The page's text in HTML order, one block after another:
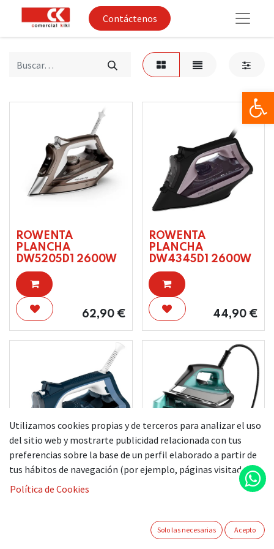
Contáctenos
ROWENTA
PLANCHA
DW5205D1 2600W
62,90€
ROWENTA
PLANCHA
DW4345D1 2600W
44,90 €
ROWENTA
PLANCHA
ROWENTA CENTRO
Utilizamos cookies propias y de terceros para analizar el uso
del sitio web y mostrarte publicidad relacionada con tus
preferencias sobre la base de un perfil elaborado a partir de
tus hábitos de navegación (por ejemplo, páginas visitadas).
Política de Cookies
Solo las necesarias Acepto